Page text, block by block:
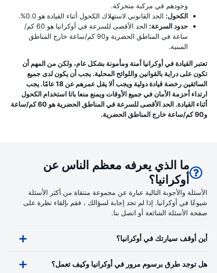
وجودهم في مركبة متحركة.
الكحول: الحد القانوني لاستهلاك الكحول أثناء القيادة هو 0.0%.
حدود السرعة:
الحد الأقصى للسرعة في أوكرانيا هو 60 كم/
ساعة في المناطق الحضرية و90 كم/ساعة خارج المناطق
المبنية.
تعتبر القيادة في أوكرانيا آمنة ومأمونة بشكل عام، ولكن من المهم أن
تكون على دراية بالقوانين واللوائح المحلية. يجب أن يكون لدى جميع
السائقين رخصة قيادة دولية ويجب ألا يقل عمرهم عن 18 عامًا. يجب
ارتداء أحزمة الأمان في جميع الأوقات ويمنع منعا باتا استخدام الكحول
أثناء القيادة. الحد الأقصى للسرعة في المناطق الحضرية هو 60 كم/ساعة
و90 كم/ساعة خارج المناطق الحضرية.
ما الذي يعرفه معظم الناس عن
أوكرانيا؟
الأسئلة والأجوبة التالية عبارة عن مجموعة منتقاة من أكثر الأسئلة
شيوعًا في أوكرانيا. إذا لم تجد إجابة لسؤالك ، فقم بإلقاء نظرة على
صفحة الأسئلة الشائعة أو اتصل بنا.
أين أوقف سيارتك في أوكرانيا؟
هل توجد طرق برسوم مرور في أوكرانيا وكيف تعمل؟